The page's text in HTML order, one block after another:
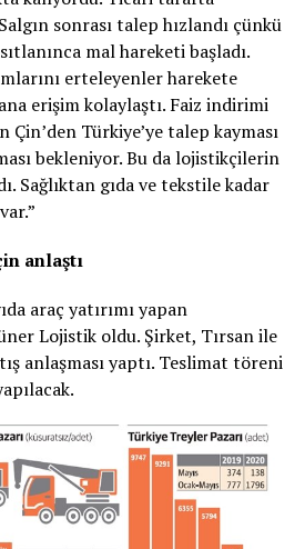
sonrası talep hızlandı çünkü
mal hareketi başladı.
erteleyenler harekete
erişim kolaylaştı. Faiz indirimi
Türkiye’ye talep kayması
bekleniyor. Bu da lojistikçilerin
Sağlıktan gıda ve tekstile kadar
anlaştı
araç yatırımı yapan
Lojistik oldu. Şirket, Tırsan ile
anlaşması yaptı. Teslimat töreni